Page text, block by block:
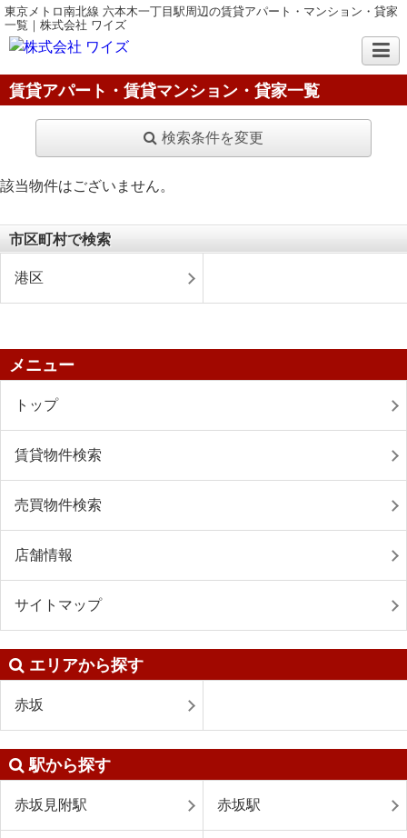
東京メトロ南北線 六本木一丁目駅周辺の賃貸アパート・マンション・貸家
一覧｜株式会社 ワイズ
賃貸アパート・賃貸マンション・貸家一覧
検索条件を変更
該当物件はございません。
市区町村で検索
港区
メニュー
トップ
賃貸物件検索
売買物件検索
店舗情報
サイトマップ
エリアから探す
赤坂
駅から探す
赤坂見附駅 赤坂駅